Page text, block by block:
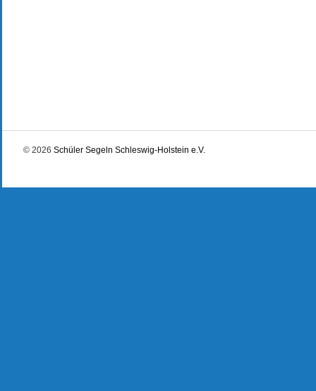
© 2026 Schüler Segeln Schleswig-Holstein e.V.